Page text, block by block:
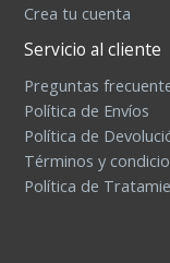
Crea tu cuenta
Servicio al cliente
Preguntas
Política de Envíos
Política de
Términos y
Política de